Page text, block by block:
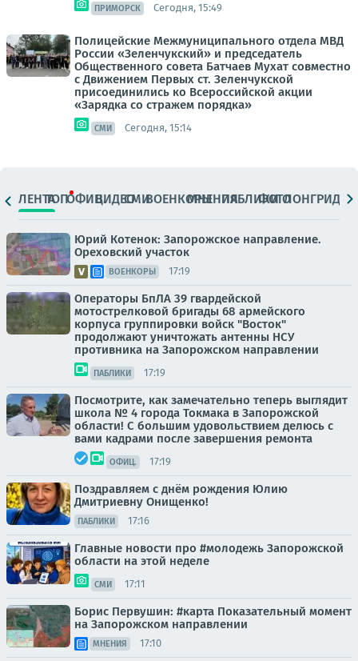
ПРИМОРСК Сегодня, 15:49
Полицейские Межмуниципального отдела МВД
России «Зеленчукский» и председатель
Общественного совета Батчаев Мухат совместно
с Движением Первых ст. Зеленчукской
присоединились ко Всероссийской акции
«Зарядка со стражем порядка»
СМИ Сегодня, 15:14
ЛЕНТАТОПОФИЦ.ВИДЕОСМИВОЕНКОРЫМНЕНИЯПАБЛИКИ
ФОТОЛОНГРИДЫ
Юрий Котенок: Запорожское направление.
Ореховский участок
ВОЕНКОРЫ 17:19
Операторы БпЛА 39 гвардейской
мотострелковой бригады 68 армейского
корпуса группировки войск "Восток"
продолжают уничтожать антенны НСУ
противника на Запорожском направлении
ПАБЛИКИ 17:19
Посмотрите, как замечательно теперь выглядит
школа № 4 города Токмака в Запорожской
области! С большим удовольствием делюсь с
вами кадрами после завершения ремонта
ОФИЦ. 17:19
Поздравляем с днём рождения Юлию
Дмитриевну Онищенко!
ПАБЛИКИ 17:16
Главные новости про #молодежь Запорожской
области на этой неделе
СМИ 17:11
Борис Первушин: #карта Показательный момент
на Запорожском направлении
МНЕНИЯ 17:10